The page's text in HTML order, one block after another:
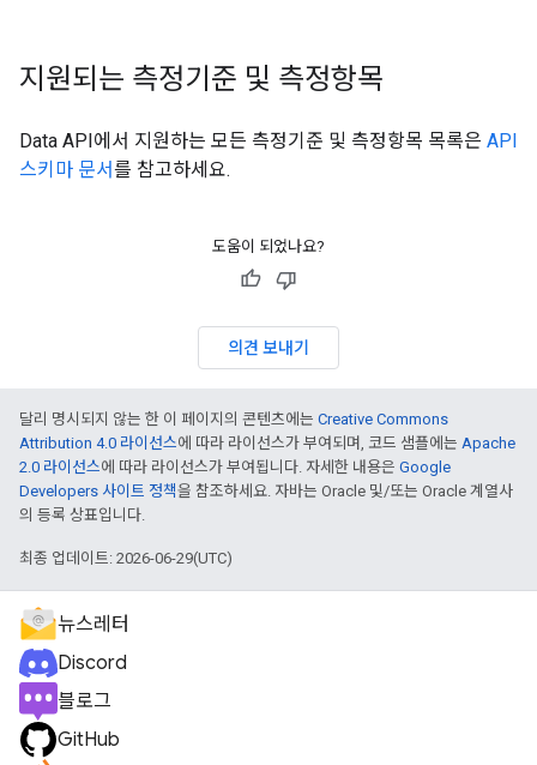
지원되는 측정기준 및 측정항목
Data API에서 지원하는 모든 측정기준 및 측정항목 목록은 API
스키마 문서를 참고하세요.
도움이 되었나요?
의견 보내기
달리 명시되지 않는 한 이 페이지의 콘텐츠에는 Creative Commons
Attribution 4.0 라이선스에 따라 라이선스가 부여되며, 코드 샘플에는 Apache
2.0 라이선스에 따라 라이선스가 부여됩니다. 자세한 내용은 Google
Developers 사이트 정책을 참조하세요. 자바는 Oracle 및/또는 Oracle 계열사
의 등록 상표입니다.
최종 업데이트: 2026-06-29(UTC)
뉴스레터
Discord
블로그
GitHub